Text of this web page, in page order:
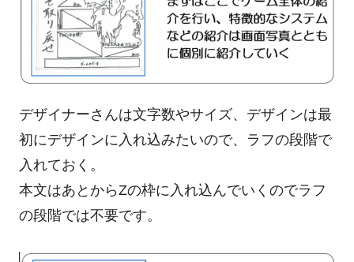
デザイナーさんは文字数やサイズ、デザインは最
初にデザインに入れ込みたいので、ラフの段階で
入れておく。
本文はあとからZの枠に入れ込んでいくのでラフ
の段階では不要です。